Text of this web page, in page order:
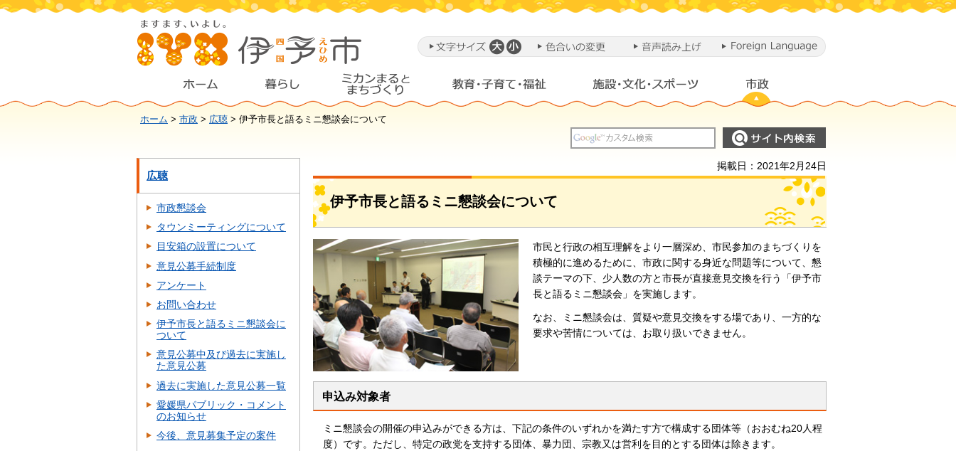
ホーム > 市政 > 広聴 > 伊予市長と語るミニ懇談会について
広聴
市政懇談会
タウンミーティングについて
目安箱の設置について
意見公募手続制度
アンケート
お問い合わせ
伊予市長と語るミニ懇談会に
ついて
意見公募中及び過去に実施し
た意見公募
過去に実施した意見公募一覧
愛媛県パブリック・コメント
のお知らせ
今後、意見募集予定の案件
掲載日：2021年2月24日
伊予市長と語るミニ懇談会について
市民と行政の相互理解をより一層深め、市民参加のまちづくりを
積極的に進めるために、市政に関する身近な問題等について、懇
談テーマの下、少人数の方と市長が直接意見交換を行う「伊予市
長と語るミニ懇談会」を実施します。
なお、ミニ懇談会は、質疑や意見交換をする場であり、一方的な
要求や苦情については、お取り扱いできません。
申込み対象者
ミニ懇談会の開催の申込みができる方は、下記の条件のいずれかを満たす方で構成する団体等（おおむね20人程
度）です。ただし、特定の政党を支持する団体、暴力団、宗教又は営利を目的とする団体は除きます。